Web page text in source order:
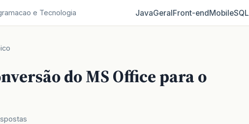
e Tecnologia JavaGeralFront‑endMobileSQL
do MS Office para o